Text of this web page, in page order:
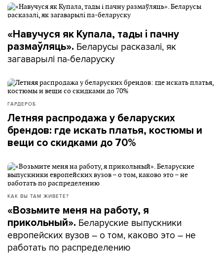
«Навучуся як Купала, тады і пачну
размаўляць». Беларусы расказалі, як
загаварылі па-беларуску
ГАРДЕРОБ
Летняя распродажа у беларуских
брендов: где искать платья, костюмы и
вещи со скидками до 70%
КАК ВЫ ТАМ ЖИВЕТЕ?
«Возьмите меня на работу, я
прикольный». Беларуские выпускники
европейских вузов – о том, каково это – не
работать по распределению